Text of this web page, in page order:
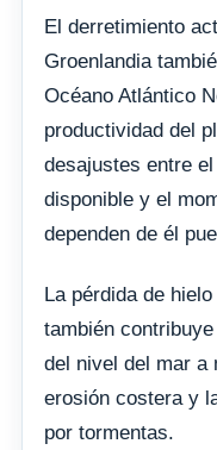
El derretimiento
Groenlandia
Océano Atlántico
productividad del
desajustes entre
disponible y el
dependen de él
La pérdida de
también
del nivel del mar a
erosión costera y
por tormentas.